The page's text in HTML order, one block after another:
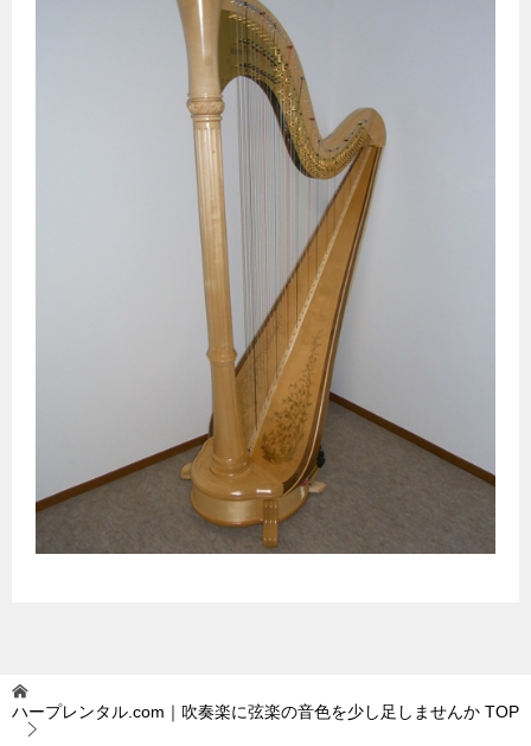
ハープレンタル.com｜吹奏楽に弦楽の音色を少し足しませんか TOP